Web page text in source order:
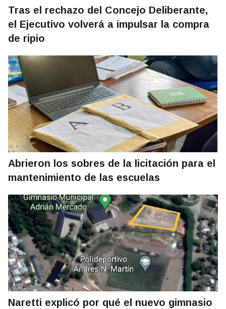
Tras el rechazo del Concejo Deliberante,
el Ejecutivo volverá a impulsar la compra
de ripio
Abrieron los sobres de la licitación para el
mantenimiento de las escuelas
Naretti explicó por qué el nuevo gimnasio